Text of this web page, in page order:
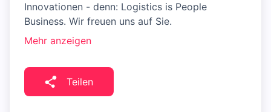
Innovationen - denn: Logistics is People
Business. Wir freuen uns auf Sie.
Mehr anzeigen
Teilen